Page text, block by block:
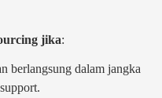
jika:
berlangsung dalam jangka